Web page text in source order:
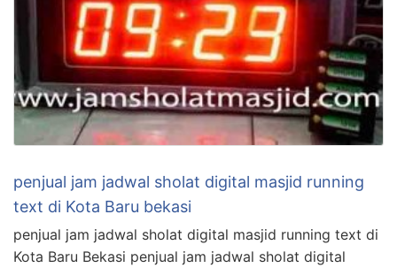
penjual jam jadwal sholat digital masjid running
text di Kota Baru bekasi
penjual jam jadwal sholat digital masjid running text di
Kota Baru Bekasi penjual jam jadwal sholat digital